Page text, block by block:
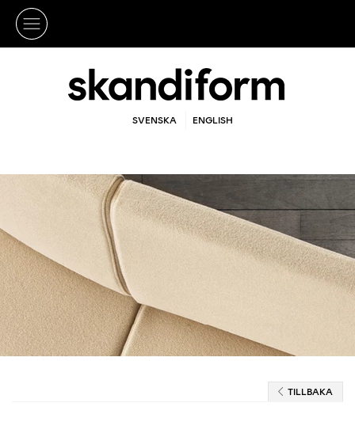
SVENSKA ENGLISH
TILLBAKA